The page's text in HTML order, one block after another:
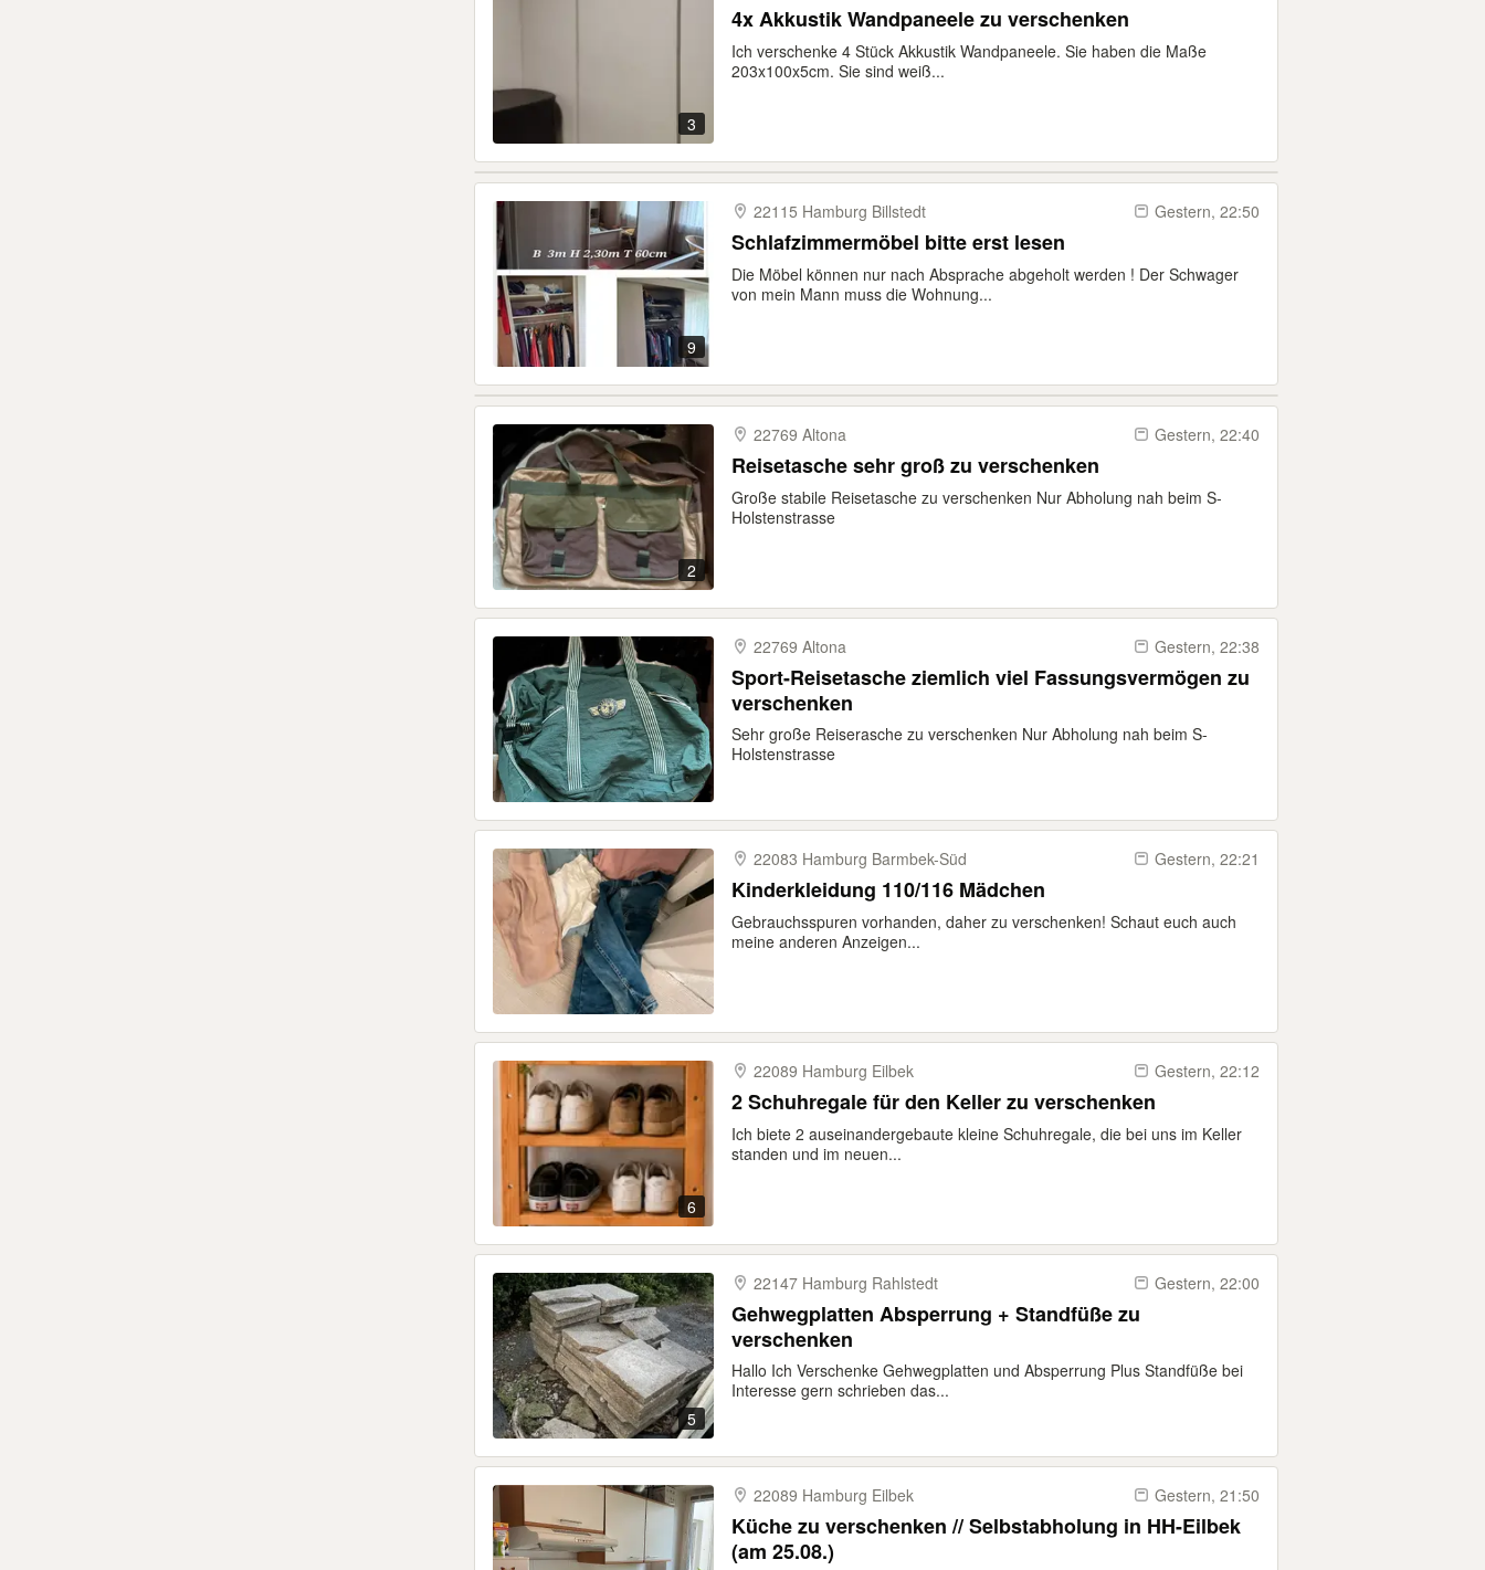
3
4x Akkustik Wandpaneele zu verschenken
Ich verschenke 4 Stück Akkustik Wandpaneele. Sie haben die Maße
203x100x5cm. Sie sind weiß...
9
22115 Hamburg Billstedt Gestern, 22:50
Schlafzimmermöbel bitte erst lesen
Die Möbel können nur nach Absprache abgeholt werden ! Der Schwager
von mein Mann muss die Wohnung...
2
22769 Altona Gestern, 22:40
Reisetasche sehr groß zu verschenken
Große stabile Reisetasche zu verschenken Nur Abholung nah beim S-
Holstenstrasse
22769 Altona Gestern, 22:38
Sport-Reisetasche ziemlich viel Fassungsvermögen zu
verschenken
Sehr große Reiserasche zu verschenken Nur Abholung nah beim S-
Holstenstrasse
22083 Hamburg Barmbek-​Süd Gestern, 22:21
Kinderkleidung 110/116 Mädchen
Gebrauchsspuren vorhanden, daher zu verschenken! Schaut euch auch
meine anderen Anzeigen...
6
22089 Hamburg Eilbek Gestern, 22:12
2 Schuhregale für den Keller zu verschenken
Ich biete 2 auseinandergebaute kleine Schuhregale, die bei uns im Keller
standen und im neuen...
5
22147 Hamburg Rahlstedt Gestern, 22:00
Gehwegplatten Absperrung + Standfüße zu
verschenken
Hallo Ich Verschenke Gehwegplatten und Absperrung Plus Standfüße bei
Interesse gern schrieben das...
22089 Hamburg Eilbek Gestern, 21:50
Küche zu verschenken // Selbstabholung in HH-Eilbek
(am 25.08.)